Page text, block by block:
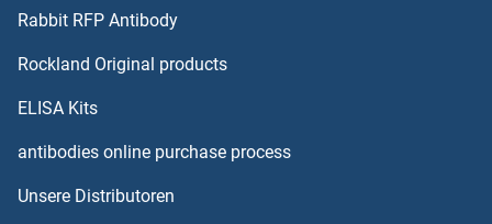
PRSS21 Antikörper
PRSS22 Antikörper
Rabbit RFP Antibody
Rockland Original products
ELISA Kits
antibodies online purchase process
Unsere Distributoren